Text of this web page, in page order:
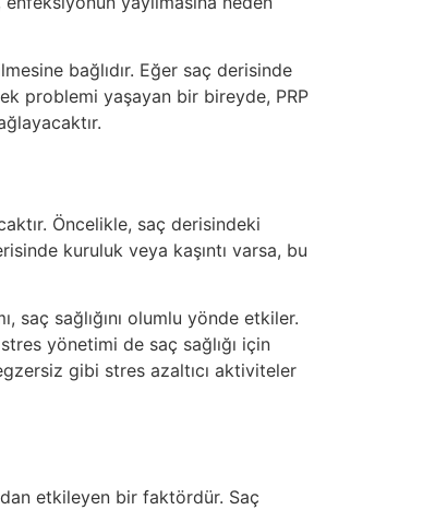
bağlıdır. Eğer saç derisinde
problemi yaşayan bir bireyde, PRP
Öncelikle, saç derisindeki
kuruluk veya kaşıntı varsa, bu
saç sağlığını olumlu yönde etkiler.
yönetimi de saç sağlığı için
gibi stres azaltıcı aktiviteler
etkileyen bir faktördür. Saç